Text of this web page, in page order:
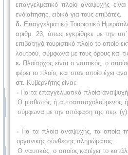
επαγγελματικό πλοίο αναψυχής
ενδιαίτησης, ειδικά για τους επιβάτες.
δ. Επαγγελματικό Τουριστικό
αριθμ. 23, όπως εγκρίθηκε με την
επιβατηγό τουριστικό πλοίο το οποίο
λουτρού, σύμφωνα με τους όρους και
ε. Πλοίαρχος είναι ο ναυτικός, ο
φέρει το πλοίο, και στον οποίο έχει
στ. Κυβερνήτης είναι:
- Για τα επαγγελματικά πλοία
Ο μισθωτός ή αυτοαπασχολούμενος ή
σύμφωνα με την απόφαση της περ.
- Για τα πλοία αναψυχής, τα οποία
οργανικής σύνθεσης πληρώματος:
Ο ναυτικός, ο οποίος κατέχει το